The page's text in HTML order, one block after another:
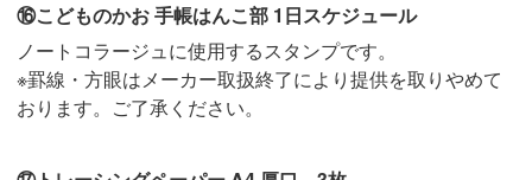
⑯こどものかお 手帳はんこ部 1日スケジュール
ノートコラージュに使用するスタンプです。
※罫線・方眼はメーカー取扱終了により提供を取りやめて
おります。ご了承ください。